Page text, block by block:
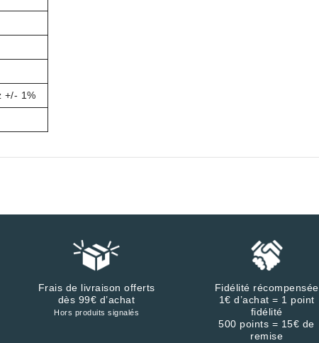
+/- 1%
Frais de livraison offerts
dès 99€ d’achat
Hors produits signalés
Fidélité récompensée
1€ d’achat = 1 point
fidélité
500 points = 15€ de
remise